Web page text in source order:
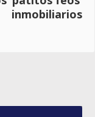
inmobiliarios